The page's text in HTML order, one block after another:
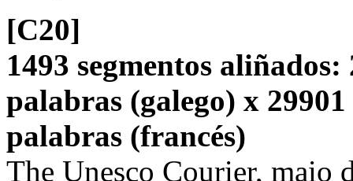
[C20]
1493 segmentos
palabras (galego) x
palabras (francés)
The Unesco Courier, maio